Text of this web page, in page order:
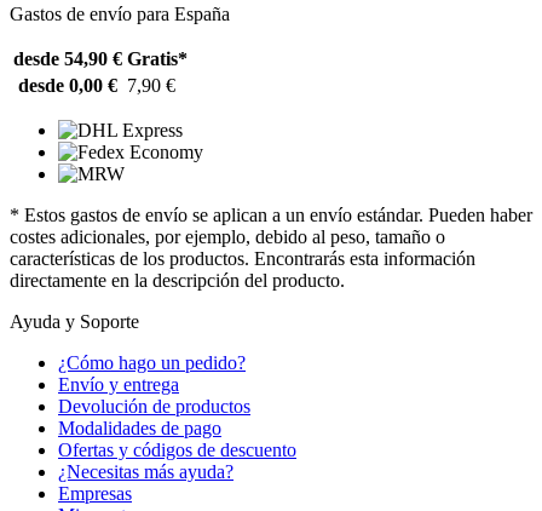
Gastos de envío para España
desde 54,90 € Gratis*
desde 0,00 € 7,90 €
* Estos gastos de envío se aplican a un envío estándar. Pueden haber
costes adicionales, por ejemplo, debido al peso, tamaño o
características de los productos. Encontrarás esta información
directamente en la descripción del producto.
Ayuda y Soporte
¿Cómo hago un pedido?
Envío y entrega
Devolución de productos
Modalidades de pago
Ofertas y códigos de descuento
¿Necesitas más ayuda?
Empresas